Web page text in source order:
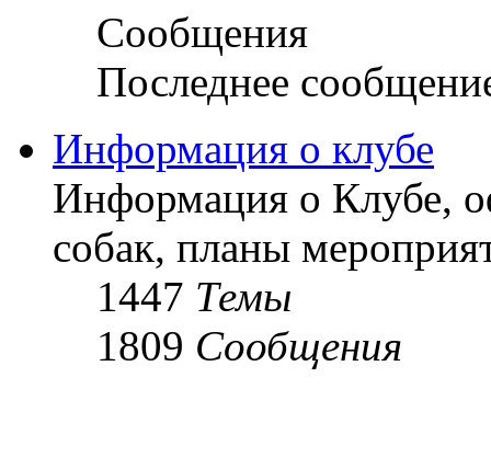
Сообщения
Последнее
Информация о клубе
Информация о Клубе,
собак, планы
1447 Темы
1809 Сообщения